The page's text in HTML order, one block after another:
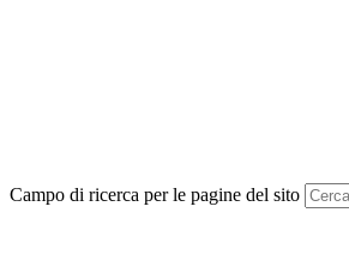
Campo di ricerca per le pagine del sito